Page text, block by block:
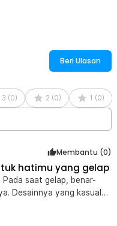
produk ini:
Luminous Glow in The
Beri Ulasan
3 (0) 2 (0) 1 (0)
Membantu (0)
hatimu yang gelap
Pada saat gelap, benar-
Desainnya yang kasual
warna hijau di angka
segala ruangan.